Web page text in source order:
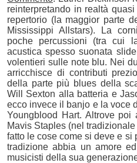
reinterpretando in realtà
repertorio (la maggior parte
Mississippi Allstars). La
poche percussioni (tra cui
acustica spesso suonata
volentieri sulle note blu. Nei
arricchisce di contributi
della parte più blues della
Will Sexton alla batteria e
ecco invece il banjo e la voce
Youngblood Hart. Altrove
Mavis Staples (nel tradizionale
fatto le cose come si deve e si
tradizione abbia un amore
musicisti della sua